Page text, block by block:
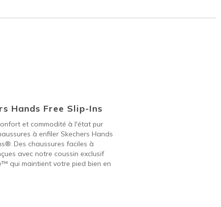
Hands Free Slip-Ins
et commodité à l'état pur
à enfiler Skechers Hands
Des chaussures faciles à
avec notre coussin exclusif
qui maintient votre pied bien en